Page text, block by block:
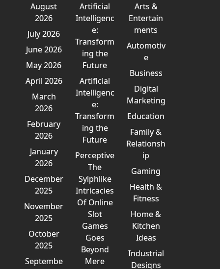
August
2026
July 2026
June 2026
May 2026
April 2026
March
2026
February
2026
January
2026
December
2025
November
2025
October
2025
Septembe
Artificial
Intelligenc
e:
Transform
ing the
Future
Artificial
Intelligenc
e:
Transform
ing the
Future
Perceptive
The
Sylphlike
Intricacies
Of Online
Slot
Games
Goes
Beyond
Mere
Arts &
Entertain
ments
Automotiv
e
Business
Digital
Marketing
Education
Family &
Relationsh
ip
Gaming
Health &
Fitness
Home &
Kitchen
Ideas
Industrial
Designs